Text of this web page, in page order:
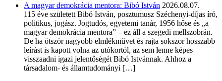
A magyar demokrácia mentora: Bibó István 2026.08.07.
115 éve született Bibó István, posztumusz Széchenyi-díjas író,
politikus, jogász. Jogtudós, egyetemi tanár, 1956 hőse és „a
magyar demokrácia mentora” – ez áll a szegedi mellszobrán.
De ha ötször nagyobb elmlékművet és rajta sokszor hosszabb
leírást is kapott volna az utókortól, az sem lenne képes
visszaadni igazi jelentőségét Bibó Istvánnak. Ahhoz a
társadalom- és államtudományi […]